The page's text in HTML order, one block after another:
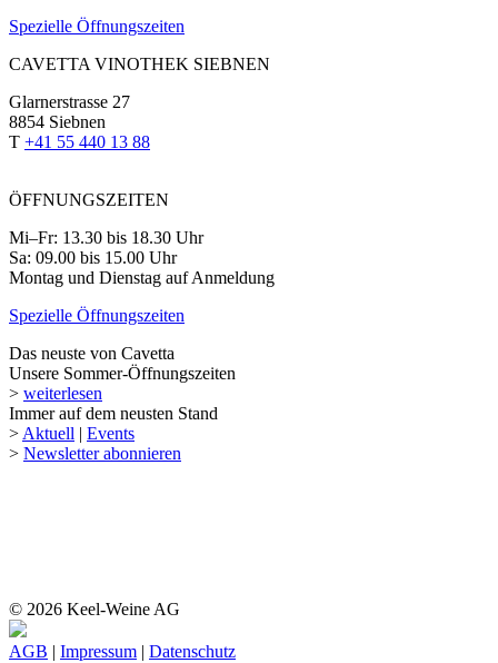
Spezielle Öffnungszeiten
CAVETTA VINOTHEK SIEBNEN
Glarnerstrasse 27
8854 Siebnen
T +41 55 440 13 88
ÖFFNUNGSZEITEN
Mi–Fr: 13.30 bis 18.30 Uhr
Sa: 09.00 bis 15.00 Uhr
Montag und Dienstag auf Anmeldung
Spezielle Öffnungszeiten
Das neuste von Cavetta
Unsere Sommer-Öffnungszeiten
> weiterlesen
Immer auf dem neusten Stand
> Aktuell | Events
> Newsletter abonnieren
© 2026 Keel-Weine AG
AGB | Impressum | Datenschutz